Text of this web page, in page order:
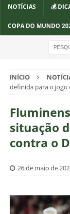
NOTÍCIAS 💰
COPA DO MUNDO
INÍCIO
definida para o jogo
situação
contra o
26 de maio de